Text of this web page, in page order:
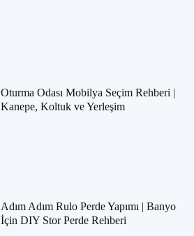
Oturma Odası Mobilya Seçim Rehberi |
Kanepe, Koltuk ve Yerleşim
Adım Adım Rulo Perde Yapımı | Banyo
İçin DIY Stor Perde Rehberi